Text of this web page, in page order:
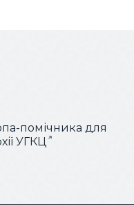
помічника для
УГКЦ